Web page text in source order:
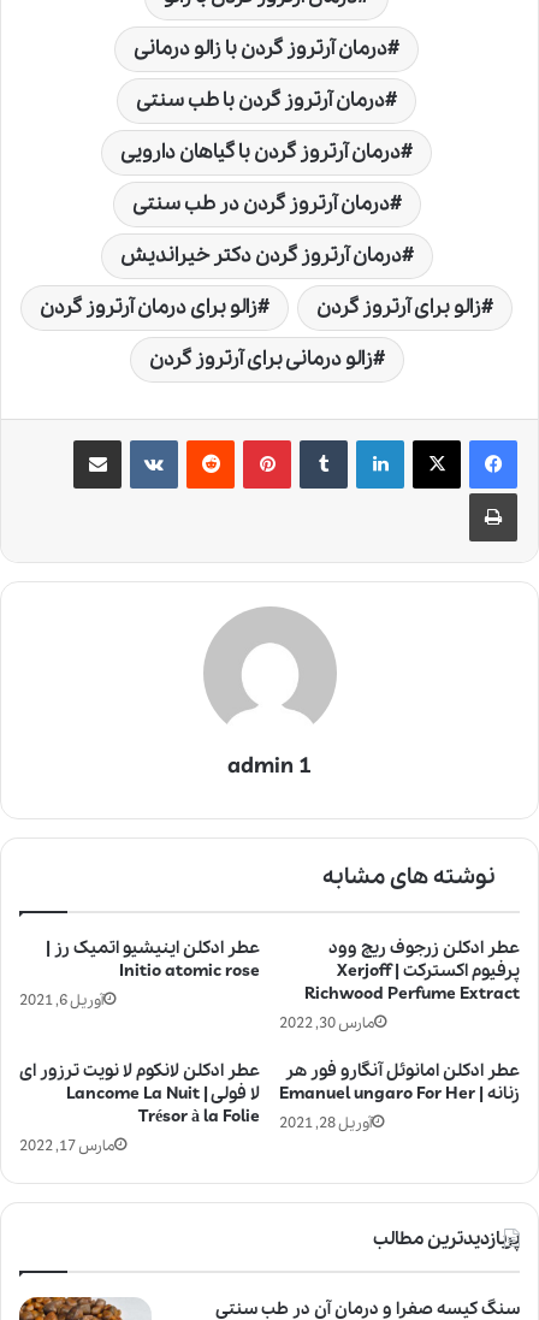
درمان آرتروز گردن با زالو درمانی
درمان آرتروز گردن با طب سنتی
درمان آرتروز گردن با گیاهان دارویی
درمان آرتروز گردن در طب سنتی
درمان آرتروز گردن دکتر خیراندیش
زالو برای آرتروز گردن
زالو برای درمان آرتروز گردن
زالو درمانی برای آرتروز گردن
لینکدین ‫تامبلر ‫پین‌ترست‫رددیت ‫VKontakteاشتراک گذاری از طریق ایمیل
چاپ
admin 1
نوشته های مشابه
عطر ادکلن اینیشیو اتمیک رز |
Initio atomic rose
آوریل 6, 2021
عطر ادکلن زرجوف ریچ وود
پرفیوم اکسترکت | Xerjoff
Richwood Perfume Extract
مارس 30, 2022
عطر ادکلن لانکوم لا نویت ترزور ای
لا فولی | Lancome La Nuit
Trésor à la Folie
مارس 17, 2022
عطر ادکلن امانوئل آنگارو فور هر
زنانه | Emanuel ungaro For Her
آوریل 28, 2021
پربازدیدترین مطالب
سنگ کیسه صفرا و درمان آن در طب سنتی